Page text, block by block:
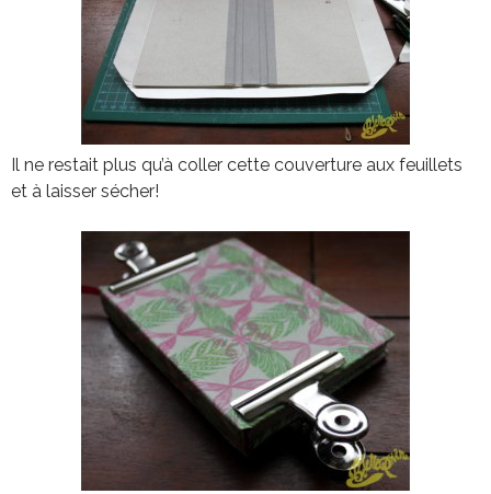
Il ne restait plus qu’à coller cette couverture aux feuillets
et à laisser sécher!